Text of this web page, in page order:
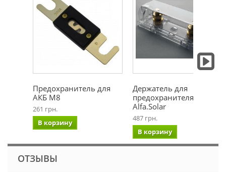
Предохранитель для
АКБ М8
261 грн.
В корзину
Держатель для
предохранителя АКБ
Alfa.Solar
487 грн.
В корзину
ОТЗЫВЫ